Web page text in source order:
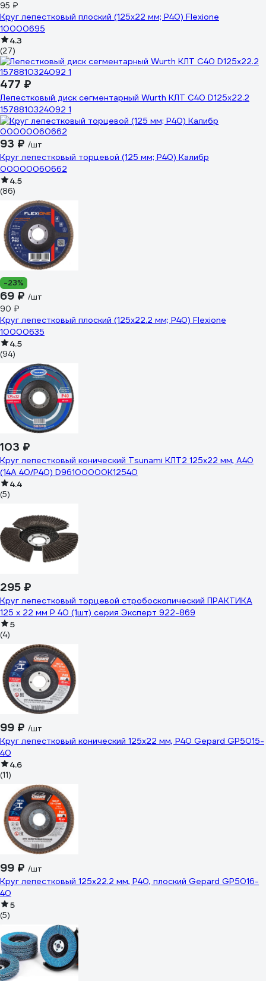
95 ₽
Круг лепестковый плоский (125х22 мм; Р40) Flexione
10000695
4.3
(27)
477 ₽
Лепестковый диск сегментарный Wurth КЛТ С40 D125x22.2
1578810324092 1
93 ₽ /шт
Круг лепестковый торцевой (125 мм; Р40) Калибр
00000060662
4.5
(86)
-23%
69 ₽ /шт
90 ₽
Круг лепестковый плоский (125х22.2 мм; Р40) Flexione
10000635
4.5
(94)
103 ₽
Круг лепестковый конический Tsunami КЛТ2 125x22 мм, А40
(14А 40/Р40) D96100000K12540
4.4
(5)
295 ₽
Круг лепестковый торцевой стробоскопический ПРАКТИКА
125 х 22 мм Р 40 (1шт) серия Эксперт 922-869
5
(4)
99 ₽ /шт
Круг лепестковый конический 125х22 мм, P40 Gepard GP5015-
40
4.6
(11)
99 ₽ /шт
Круг лепестковый 125x22.2 мм, P40, плоский Gepard GP5016-
40
5
(5)